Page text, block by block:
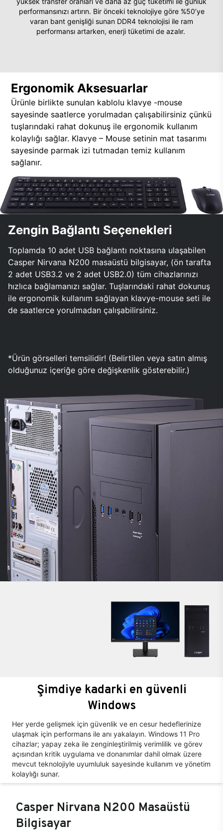
performansınızı artırın. Bir önceki teknolojiye göre %50’ye
varan bant genişliği sunan DDR4 teknolojisi ile ram
performansı artarken, enerji tüketimi de azalır.
Ergonomik Aksesuarlar
Ürünle birlikte sunulan kablolu klavye -mouse
sayesinde saatlerce yorulmadan çalışabilirsiniz çünkü
tuşlarındaki rahat dokunuş ile ergonomik kullanım
kolaylığı sağlar. Klavye – Mouse setinin mat tasarımı
sayesinde parmak izi tutmadan temiz kullanım
sağlanır.
Zengin Bağlantı Seçenekleri
Toplamda 10 adet USB bağlantı noktasına ulaşabilen
Casper Nirvana N200 masaüstü bilgisayar, (ön tarafta
2 adet USB3.2 ve 2 adet USB2.0) tüm cihazlarınızı
hızlıca bağlamanızı sağlar. Tuşlarındaki rahat dokunuş
ile ergonomik kullanım sağlayan klavye-mouse seti ile
de saatlerce yorulmadan çalışabilirsiniz.
*Ürün görselleri temsilidir! (Belirtilen veya satın almış
olduğunuz içeriğe göre değişkenlik gösterebilir.)
Şimdiye kadarki en güvenli
Windows
Her yerde gelişmek için güvenlik ve en cesur hedeflerinize
ulaşmak için performans ile anı yakalayın. Windows 11 Pro
cihazlar; yapay zeka ile zenginleştirilmiş verimlilik ve görev
açısından kritik uygulama ve donanımlar dahil olmak üzere
mevcut teknolojiyle uyumluluk sayesinde kullanım ve yönetim
kolaylığı sunar.
Casper Nirvana N200 Masaüstü
Bilgisayar